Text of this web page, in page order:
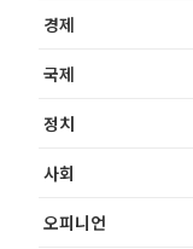
경제
국제
정치
사회
오피니언